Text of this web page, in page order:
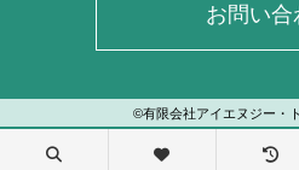
お問い合
©有限会社アイエヌジー・